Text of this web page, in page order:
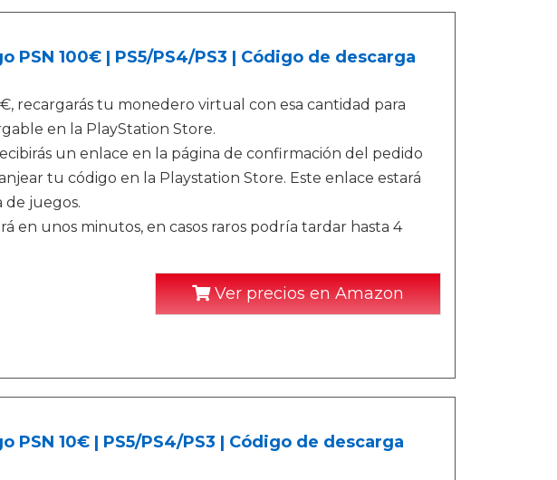
PSN 100€ | PS5/PS4/PS3 | Código de descarga
recargarás tu monedero virtual con esa cantidad para
en la PlayStation Store.
un enlace en la página de confirmación del pedido
tu código en la Playstation Store. Este enlace estará
juegos.
en unos minutos, en casos raros podría tardar hasta 4
Ver precios en Amazon
PSN 10€ | PS5/PS4/PS3 | Código de descarga